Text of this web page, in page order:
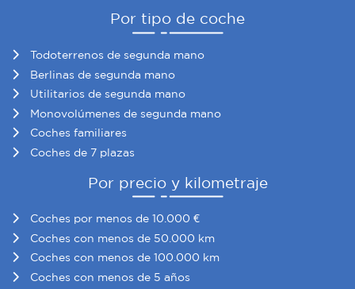
Por tipo de coche
Todoterrenos de segunda mano
Berlinas de segunda mano
Utilitarios de segunda mano
Monovolúmenes de segunda mano
Coches familiares
Coches de 7 plazas
Por precio y kilometraje
Coches por menos de 10.000 €
Coches con menos de 50.000 km
Coches con menos de 100.000 km
Coches con menos de 5 años